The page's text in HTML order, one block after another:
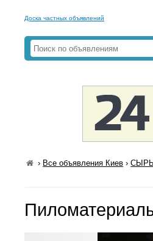
Доска частных объявлений
› Все объявления Киев ›